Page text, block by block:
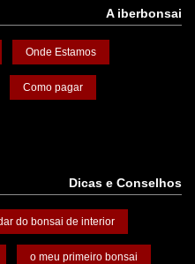
A iberbonsai
Onde Estamos
Como pagar
Dicas e Conselhos
do bonsai de interior
o meu primeiro bonsai